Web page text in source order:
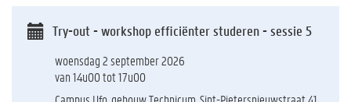
Try-out - workshop efficiënter studeren - sessie 5
woensdag 2 september 2026
van 14u00 tot 17u00